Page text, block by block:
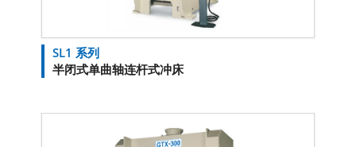
SL1 系列
半闭式单曲轴连杆式冲床